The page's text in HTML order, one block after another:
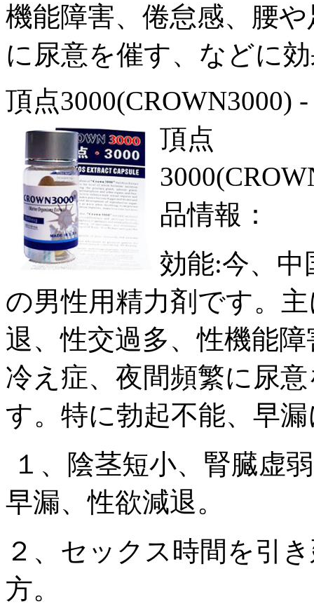
機能障害、倦怠感、腰
に尿意を催す、などに
頂点3000(CROWN3000)
頂点
品情報：
効能:今、中
の男性用精力剤です。
退、性交過多、性機能
冷え症、夜間頻繁に尿
す。特に勃起不能、早
１、陰茎短小、腎臓虚
早漏、性欲減退。
２、セックス時間を引
方。